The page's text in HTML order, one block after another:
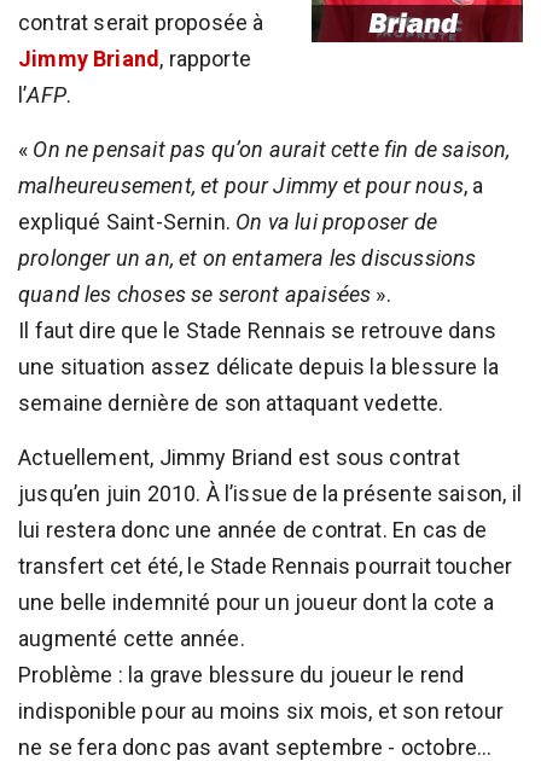
contrat serait proposée à
Jimmy Briand , rapporte
l’AFP.
« On ne pensait pas qu’on aurait cette fin de saison,
malheureusement, et pour Jimmy et pour nous, a
expliqué Saint-Sernin. On va lui proposer de
prolonger un an, et on entamera les discussions
quand les choses se seront apaisées ».
Il faut dire que le Stade Rennais se retrouve dans
une situation assez délicate depuis la blessure la
semaine dernière de son attaquant vedette.
Actuellement, Jimmy Briand est sous contrat
jusqu’en juin 2010. À l’issue de la présente saison, il
lui restera donc une année de contrat. En cas de
transfert cet été, le Stade Rennais pourrait toucher
une belle indemnité pour un joueur dont la cote a
augmenté cette année.
Problème : la grave blessure du joueur le rend
indisponible pour au moins six mois, et son retour
ne se fera donc pas avant septembre - octobre...